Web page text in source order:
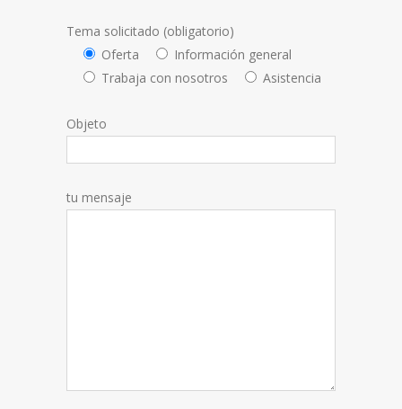
Tema solicitado (obligatorio)
Oferta
Información general
Trabaja con nosotros
Asistencia
Objeto
tu mensaje